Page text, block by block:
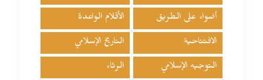
أضواء على الطريق الأقلام الواعدة
الافتتاحية التاريخ الإسلامي
التوجيه الإسلامي الرثاء